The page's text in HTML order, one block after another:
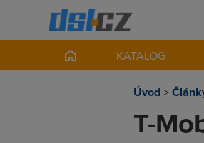
KATALOG
Úvod>
T-